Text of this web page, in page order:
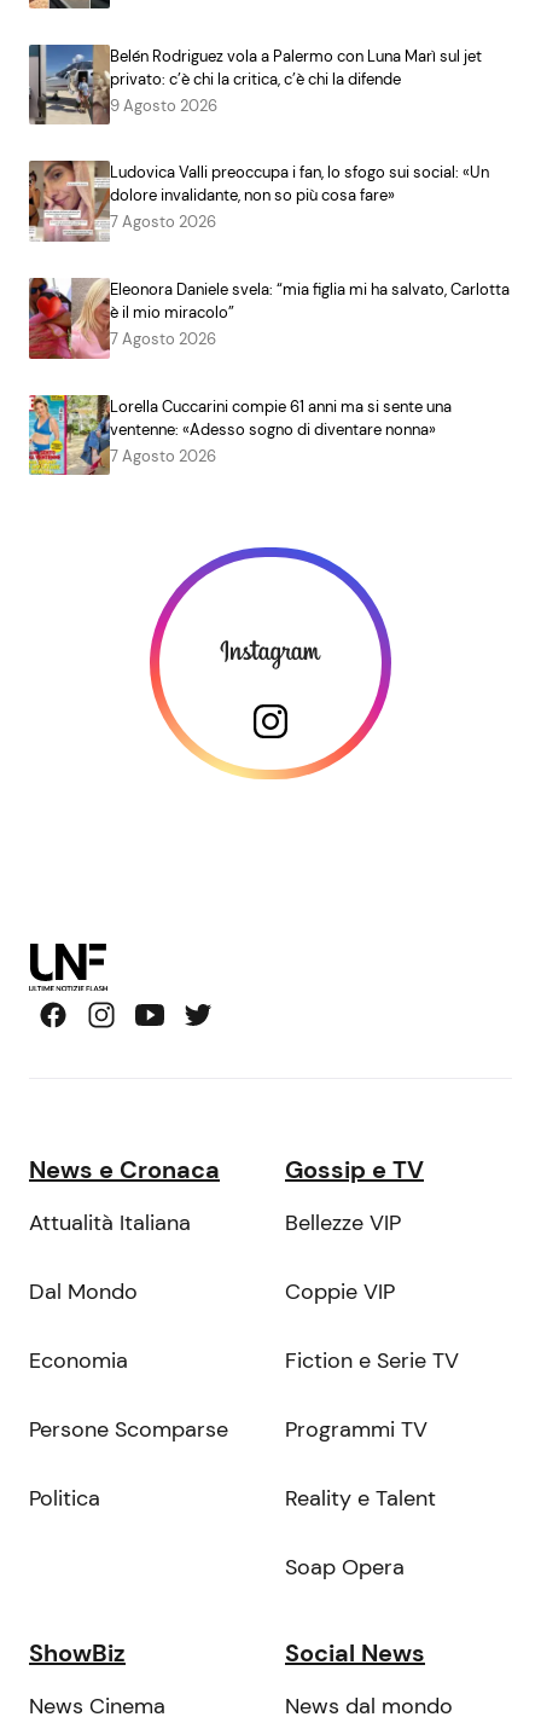
Belén Rodriguez vola a Palermo con Luna Marì sul jet
privato: c’è chi la critica, c’è chi la difende
9 Agosto 2026
Ludovica Valli preoccupa i fan, lo sfogo sui social: «Un
dolore invalidante, non so più cosa fare»
7 Agosto 2026
Eleonora Daniele svela: “mia figlia mi ha salvato, Carlotta
è il mio miracolo”
7 Agosto 2026
Lorella Cuccarini compie 61 anni ma si sente una
ventenne: «Adesso sogno di diventare nonna»
7 Agosto 2026
News e Cronaca
Attualità Italiana
Dal Mondo
Economia
Persone Scomparse
Politica
Gossip e TV
Bellezze VIP
Coppie VIP
Fiction e Serie TV
Programmi TV
Reality e Talent
Soap Opera
ShowBiz
News Cinema
Social News
News dal mondo